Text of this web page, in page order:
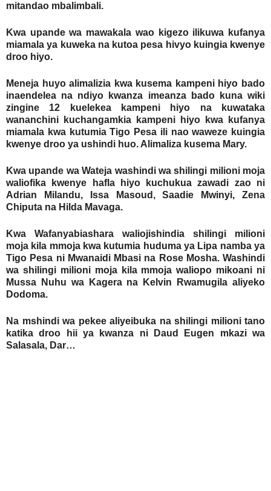
mitandao mbalimbali.
Kwa upande wa mawakala wao kigezo ilikuwa kufanya
miamala ya kuweka na kutoa pesa hivyo kuingia kwenye
droo hiyo.
Meneja huyo alimalizia kwa kusema kampeni hiyo bado
inaendelea na ndiyo kwanza imeanza bado kuna wiki
zingine 12 kuelekea kampeni hiyo na kuwataka
wananchini kuchangamkia kampeni hiyo kwa kufanya
miamala kwa kutumia Tigo Pesa ili nao waweze kuingia
kwenye droo ya ushindi huo. Alimaliza kusema Mary.
Kwa upande wa Wateja washindi wa shilingi milioni moja
waliofika kwenye hafla hiyo kuchukua zawadi zao ni
Adrian Milandu, Issa Masoud, Saadie Mwinyi, Zena
Chiputa na Hilda Mavaga.
Kwa Wafanyabiashara waliojishindia shilingi milioni
moja kila mmoja kwa kutumia huduma ya Lipa namba ya
Tigo Pesa ni Mwanaidi Mbasi na Rose Mosha. Washindi
wa shilingi milioni moja kila mmoja waliopo mikoani ni
Mussa Nuhu wa Kagera na Kelvin Rwamugila aliyeko
Dodoma.
Na mshindi wa pekee aliyeibuka na shilingi milioni tano
katika droo hii ya kwanza ni Daud Eugen mkazi wa
Salasala, Dar…